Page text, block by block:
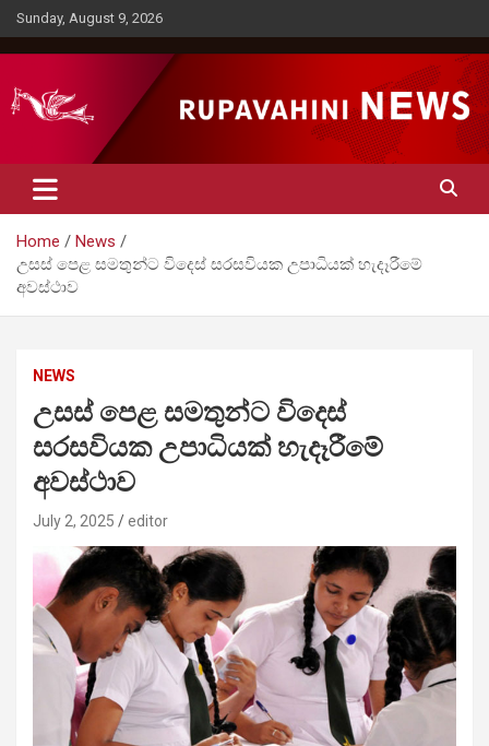
Skip
to
content
Sunday, August 9, 2026
Rupavahini News
Home
News
උසස් පෙළ සමතුන්ට විදෙස් සරසවියක උපාධියක් හැදෑරීමේ
අවස්ථාව
NEWS
උසස් පෙළ සමතුන්ට විදෙස්
සරසවියක උපාධියක් හැදෑරීමේ
අවස්ථාව
July 2, 2025 editor